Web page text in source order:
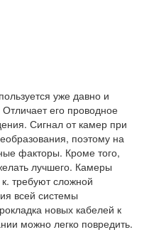
уже давно и
его проводное
Сигнал от камер при
поэтому на
факторы. Кроме того,
лучшего. Камеры
требуют сложной
всей системы
новых кабелей к
можно легко повредить.